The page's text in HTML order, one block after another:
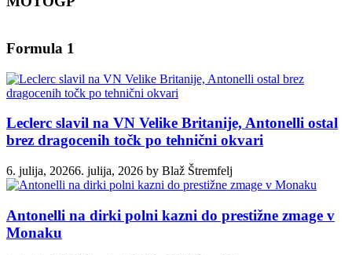
Formula 1
Leclerc slavil na VN Velike Britanije, Antonelli ostal
brez dragocenih točk po tehnični okvari
6. julija, 20266. julija, 2026 by Blaž Štremfelj
Antonelli na dirki polni kazni do prestižne zmage v
Monaku